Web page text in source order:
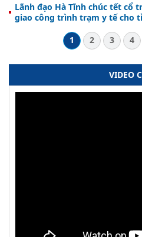
Lãnh đạo Hà Tĩnh chúc tết cổ
giao công trình trạm y tế cho
1
2 3 4
VIDEO